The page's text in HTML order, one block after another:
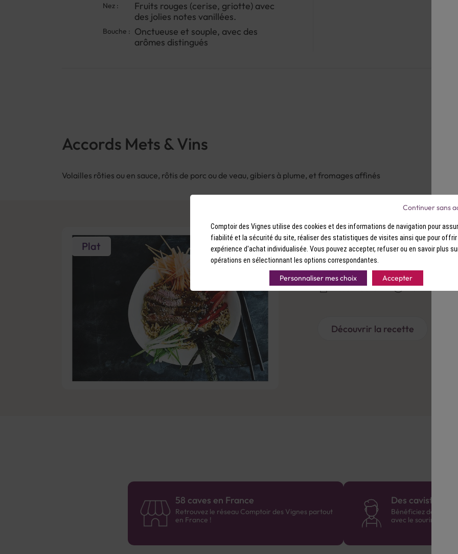
Nez :
Fruits rouges (cerise, griotte) avec
des jolies notes vanillées.
Bouche : Onctueuse et souple, avec des
arômes distingués
Accords Mets & Vins
Volailles rôties ou en sauce, rôtis de porc ou de veau, gibiers à plume, et fromages affinés
Plat
Boeuf mariné
Assez Facile 45 min.
Découvrir la recette
58 caves en France
Retrouvez le réseau Comptoir des Vignes partout
en France !
Des cavistes à
Bénéficiez de
avec le sourire :)
Comptoir des Vignes utilise des cookies et des informations de navigation pour
fiabilité et la sécurité du site, réaliser des statistiques de visites ainsi que pour offrir
expérience d'achat individualisée. Vous pouvez accepter, refuser ou en savoir plus
opérations en sélectionnant les options correspondantes.
Personnaliser mes choix Accepter
Continuer sans